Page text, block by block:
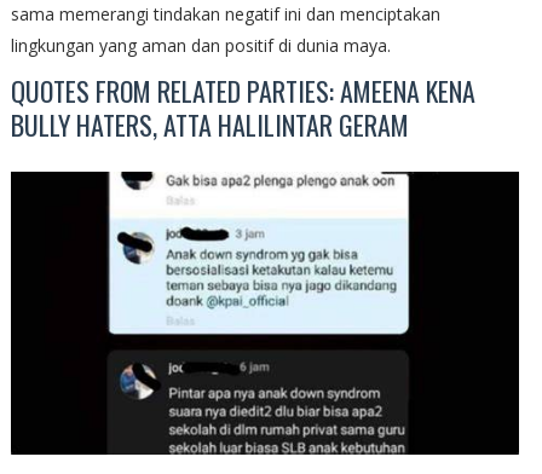
sama memerangi tindakan negatif ini dan menciptakan
lingkungan yang aman dan positif di dunia maya.
QUOTES FROM RELATED PARTIES: AMEENA KENA
BULLY HATERS, ATTA HALILINTAR GERAM